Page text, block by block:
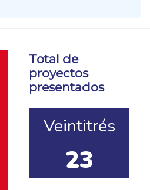
Total de
proyectos
presentados
Veintitrés
23